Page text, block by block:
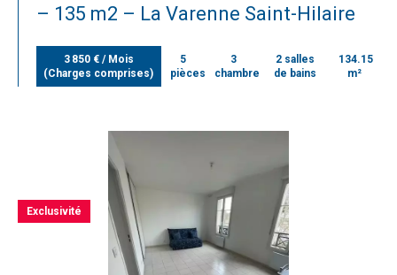
– 135 m2 – La Varenne Saint-Hilaire
3 850 € / Mois
(Charges comprises)
5
pièces
3
chambres
2 salles
de bains
134.15
m²
Exclusivité